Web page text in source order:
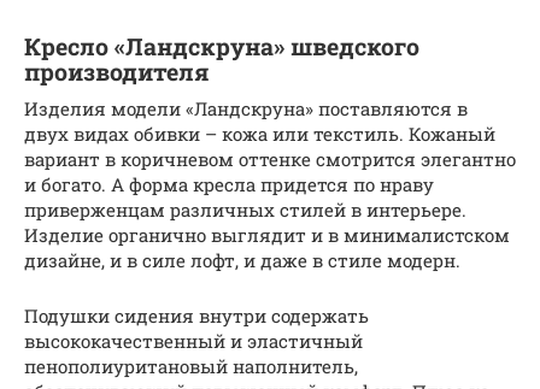
Кресло «Ландскруна» шведского
производителя
Изделия модели «Ландскруна» поставляются в
двух видах обивки – кожа или текстиль. Кожаный
вариант в коричневом оттенке смотрится элегантно
и богато. А форма кресла придется по нраву
приверженцам различных стилей в интерьере.
Изделие органично выглядит и в минималистском
дизайне, и в силе лофт, и даже в стиле модерн.
Подушки сидения внутри содержать
высококачественный и эластичный
пенополиуритановый наполнитель,